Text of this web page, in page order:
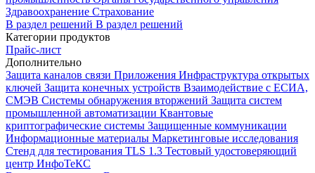
Здравоохранение Страхование
В раздел решений В раздел решений
Категории продуктов
Прайс-лист
Дополнительно
Защита каналов связи Приложения Инфраструктура открытых
ключей Защита конечных устройств Взаимодействие с ЕСИА,
СМЭВ Системы обнаружения вторжений Защита систем
промышленной автоматизации Квантовые
криптографические системы Защищенные коммуникации
Информационные материалы Маркетинговые исследования
Стенд для тестирования TLS 1.3 Тестовый удостоверяющий
центр ИнфоТеКС